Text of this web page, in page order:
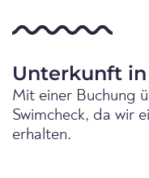
Unterkunft
Mit einer Buchung
Swimcheck, da wir
erhalten.